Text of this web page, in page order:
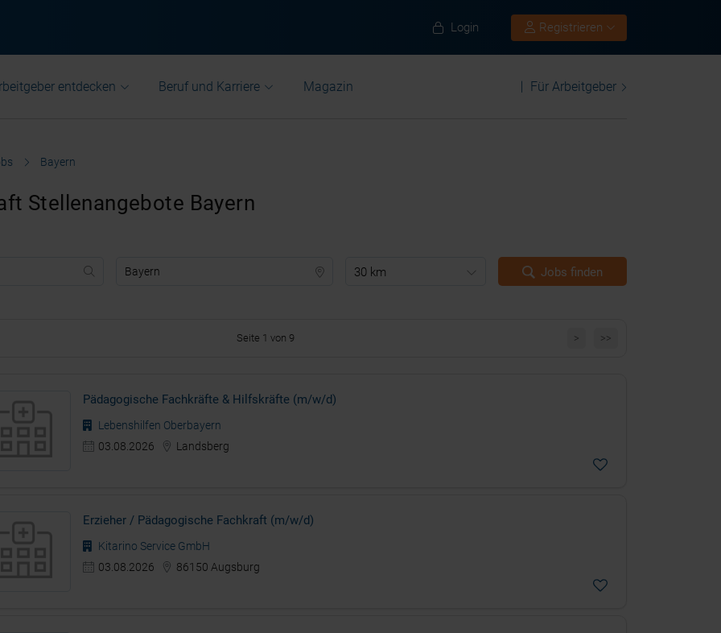
Login Registrieren
entdecken Beruf und Karriere Magazin Für Arbeitgeber
Bayern
Stellenangebote Bayern
30 km Jobs finden
>>
Seite 1 von 9 >
Pädagogische Fachkräfte & Hilfskräfte (m/w/d)
Lebenshilfen Oberbayern
03.08.2026
Landsberg
Erzieher / Pädagogische Fachkraft (m/w/d)
Kitarino Service GmbH
03.08.2026
86150 Augsburg